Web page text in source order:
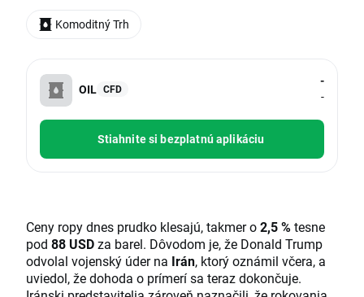
OIL CFD
-
-
Stiahnite si bezplatnú aplikáciu
Ceny ropy dnes prudko klesajú, takmer o2,5 %tesne
pod 88 USDza barel. Dôvodom je, že Donald Trump
odvolal vojenský úder na Irán, ktorý oznámil včera, a
uviedol, že dohoda o prímerí sa teraz dokončuje.
Komoditný Trh